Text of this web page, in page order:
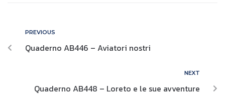
PREVIOUS
Quaderno AB446 – Aviatori nostri
NEXT
Quaderno AB448 – Loreto e le sue avventure